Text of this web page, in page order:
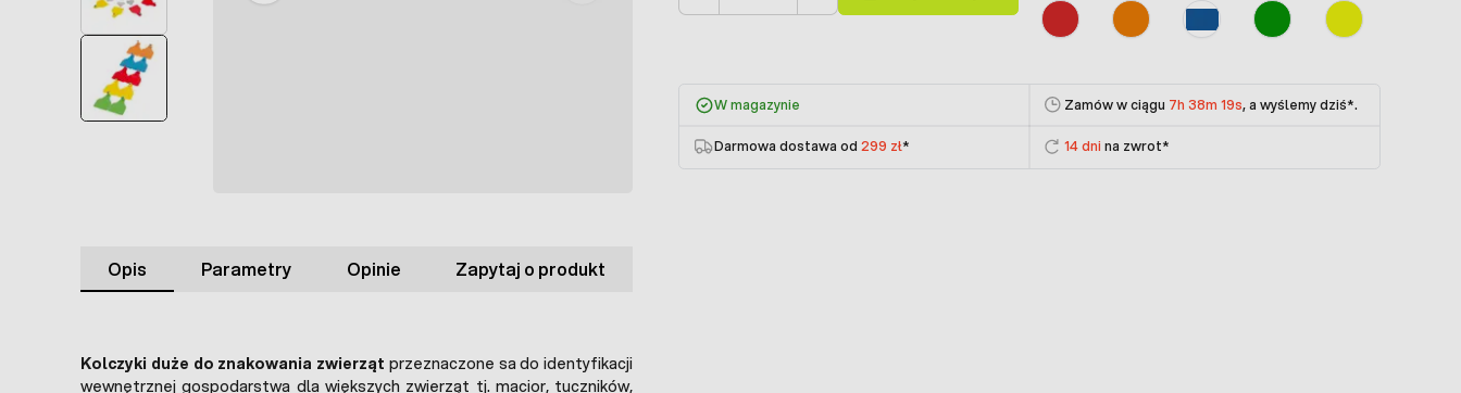
W magazynie Zamów w ciągu 7h 38m 18s, a wyślemy dziś*.
Darmowa dostawa od 299 zł* 14 dni na zwrot*
Opis Parametry Opinie Zapytaj o produkt
Kolczyki duże do znakowania zwierząt przeznaczone sa do identyfikacji
wewnętrznej gospodarstwa dla większych zwierząt tj. macior, tuczników,